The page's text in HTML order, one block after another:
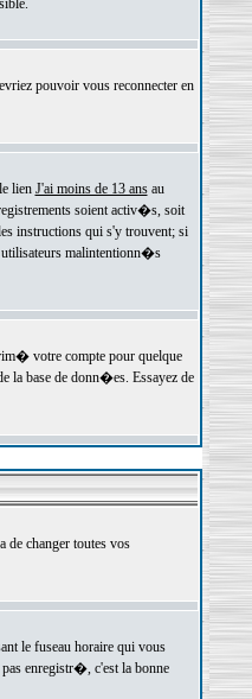
pouvoir vous reconnecter en
lien J'ai moins de 13 ansau
soient activ�s, soit
instructions qui s'y trouvent; si
malintentionn�s
votre compte pour quelque
la base de donn�es. Essayez de
changer toutes vos
le fuseau horaire qui vous
enregistr�, c'est la bonne